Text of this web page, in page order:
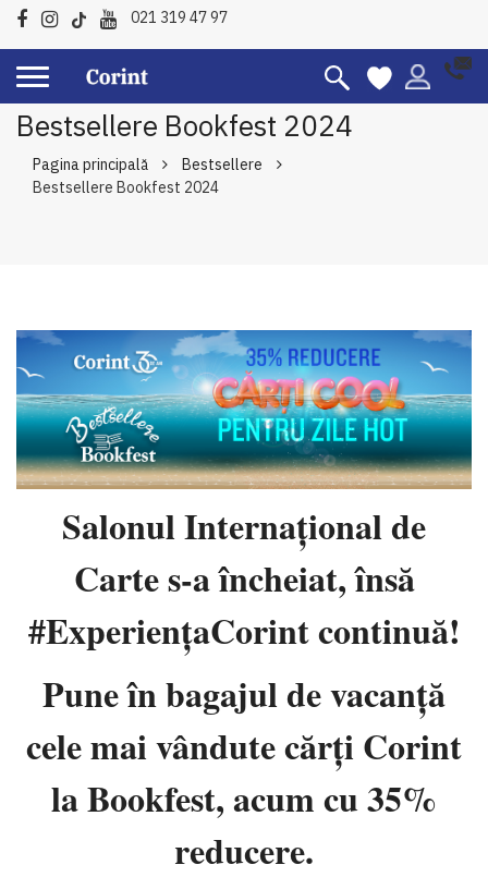
021 319 47 97
Bestsellere Bookfest 2024
Pagina principală
Bestsellere
Bestsellere Bookfest 2024
Salonul Internaţional de
Carte s-a încheiat, însă
#ExperiențaCorint continuă!
Pune în bagajul de vacanţă
cele mai vândute cărţi Corint
la Bookfest, acum cu 35%
reducere.